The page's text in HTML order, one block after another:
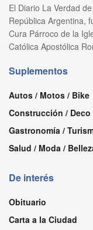
El Diario La Verdad
República Argentina,
Cura Párroco de la
Católica Apostólica
Suplementos
Autos / Motos / Bike
Construcción / Deco
Gastronomía /
Salud / Moda /
De interés
Obituario
Carta a la Ciudad